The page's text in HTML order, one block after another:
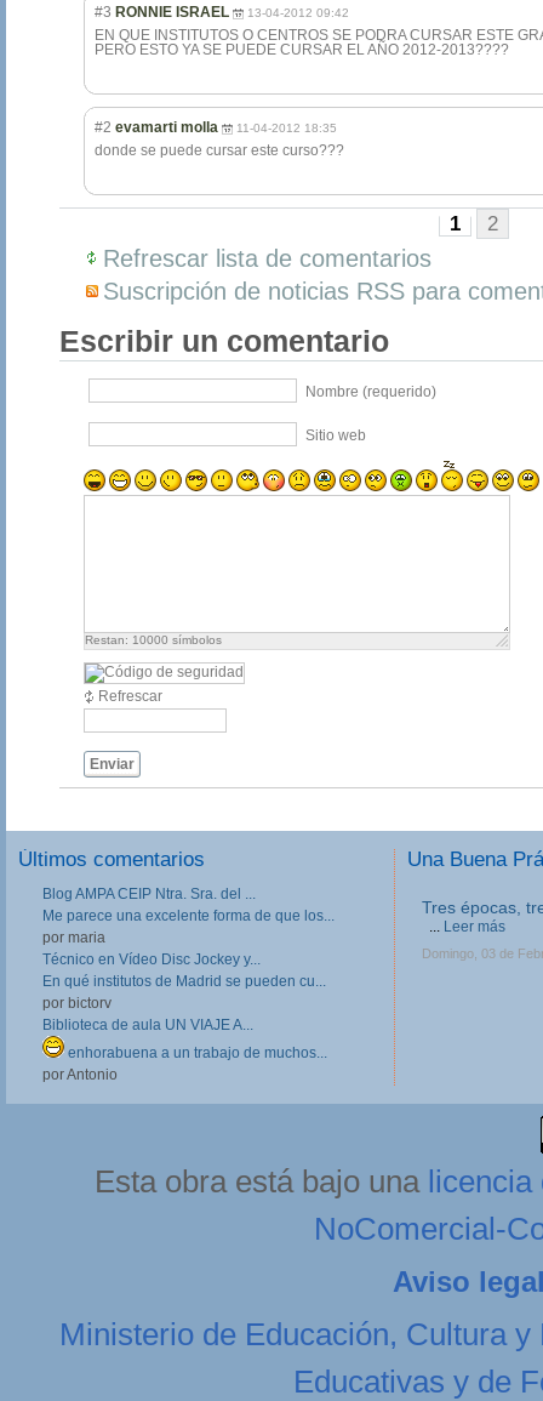
#3 RONNIE ISRAEL 13-04-2012 09:42
EN QUE INSTITUTOS O CENTROS SE PODRA CURSAR ESTE
PERO ESTO YA SE PUEDE CURSAR EL AÑO 2012-2013????
#2 evamarti molla 11-04-2012 18:35
donde se puede cursar este curso???
1 2
Refrescar lista de comentarios
Suscripción de noticias RSS para
Escribir un comentario
Nombre (requerido)
Sitio web
Restan: 10000 símbolos
Refrescar
Enviar
Últimos comentarios
Blog AMPA CEIP Ntra. Sra. del ...
Me parece una excelente forma de que los...
por maria
Técnico en Vídeo Disc Jockey y...
En qué institutos de Madrid se pueden cu...
por bictorv
Biblioteca de aula UN VIAJE A...
enhorabuena a un trabajo de muchos...
por Antonio
Una Buena
III Jornadas de
Formación
Las III Jornadas
Formación
Esta obra está bajo una licencia
NoComercial-
Aviso
Ministerio de Educación, Cultura y
Educativas y de